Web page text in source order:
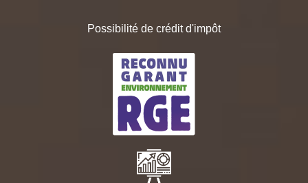
Possibilité de crédit d'impôt